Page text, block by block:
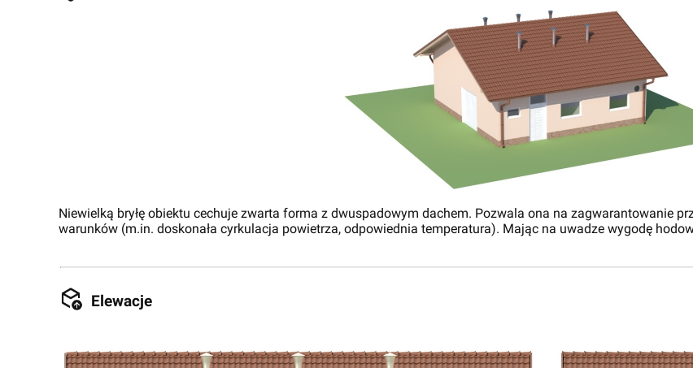
Niewielką bryłę obiektu cechuje zwarta forma z dwuspadowym dachem. Pozwala ona na zagwarantowanie
warunków (m.in. doskonała cyrkulacja powietrza, odpowiednia temperatura). Mając na uwadze wygodę
Elewacje